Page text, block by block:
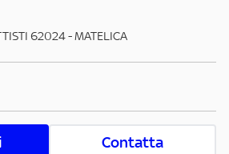
62024-MATELICA
Contatta